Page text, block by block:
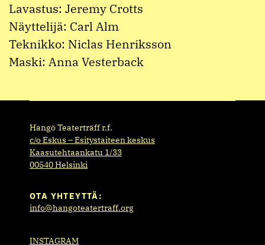
Lavastus: Jeremy Crotts
Näyttelijä: Carl Alm
Teknikko: Niclas Henriksson
Maski: Anna Vesterback
Hangö Teaterträff r.f.
c/o Eskus – Esitystaiteen keskus
Kaasutehtaankatu 1/33
00540 Helsinki
OTA YHTEYTTÄ:
info@hangoteatertraff.org
INSTAGRAM